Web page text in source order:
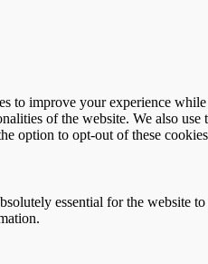
to improve your experience
of the website. We also
option to opt-out of these
essential for the website